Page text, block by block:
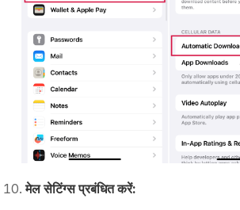
मेल सेटिंग्स प्रबंधित करें: